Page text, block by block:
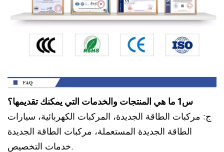
س1 ما هي المنتجات والخدمات التي يمكنك تقديمها؟
ج: مركبات الطاقة الجديدة، المركبات الكهربائية، سيارات
الطاقة الجديدة المستعملة، مركبات الطاقة الجديدة
خدمات التخصيص.